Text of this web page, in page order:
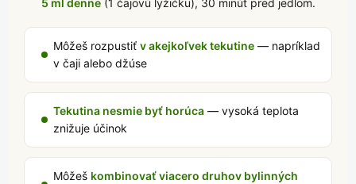
Môžeš rozpustiť v akejkoľvek tekutine — napríklad
v čaji alebo džúse
Tekutina nesmie byť horúca — vysoká teplota
znižuje účinok
Môžeš kombinovať viacero druhov bylinných